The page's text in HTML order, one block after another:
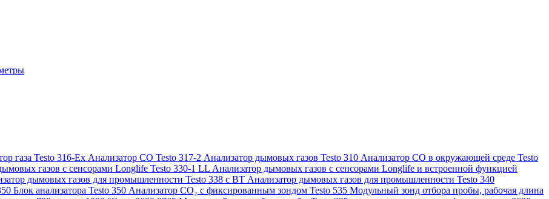
газа Testo 316-Ex Анализатор CO Testo 317-2 Анализатор дымовых газов Testo 310 Анализатор CO в окружающей среде Testo
газов с сенсорами Longlife Testo 330-1 LL Анализатор дымовых газов с сенсорами Longlife и встроенной функцией
дымовых газов для промышленности Testo 338 с BT Анализатор дымовых газов для промышленности Testo 340
Блок анализатора Testo 350 Анализатор СО₂ с фиксированным зондом Testo 535 Модульный зонд отбора пробы, рабочая длина